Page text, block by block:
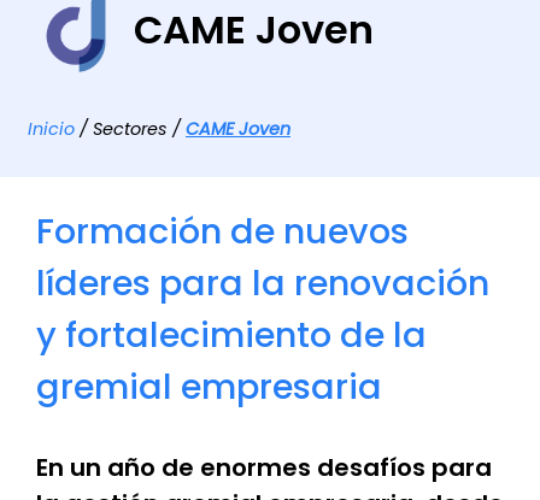
CAME Joven
Inicio / Sectores / CAME Joven
Formación de nuevos
líderes para la renovación
y fortalecimiento de la
gremial empresaria
En un año de enormes desafíos para